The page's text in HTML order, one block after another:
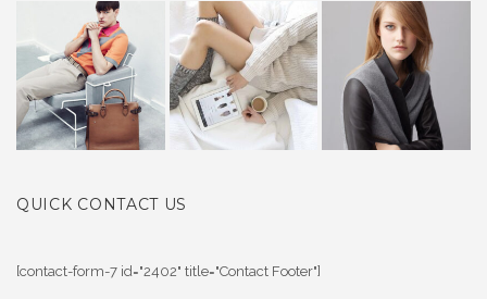
QUICK CONTACT US
[contact-form-7 id="2402" title="Contact Footer"]